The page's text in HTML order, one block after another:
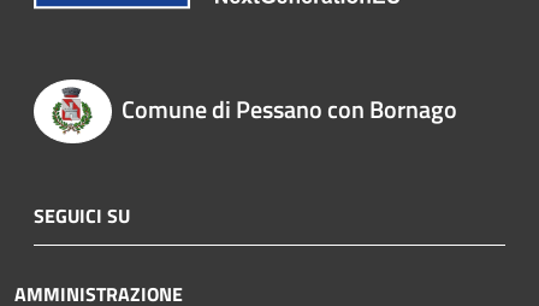
Comune di Pessano con Bornago
SEGUICI SU
AMMINISTRAZIONE